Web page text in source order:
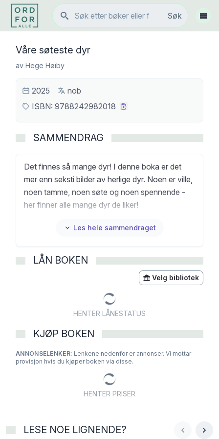
Søk
Søk
Vis
Våre søteste dyr
av Hege Høiby
2025
nob
ISBN: 9788242982018
SAMMENDRAG
Det finnes så mange dyr! I denne boka er det
mer enn seksti bilder av herlige dyr. Noen er ville,
noen tamme, noen søte og noen spennende -
her finner alle mange dyr de liker!
Les hele sammendraget
LÅN BOKEN
Velg bibliotek
HENTER LÅNESTATUS
KJØP BOKEN
ANNONSELENKER: Lenkene nedenfor er annonser. Vi mottar
provisjon hvis du kjøper boken via disse.
HENTER PRISER
LESE NOE LIGNENDE?